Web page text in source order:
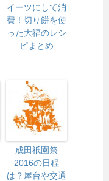
イーツにして消
費！切り餅を使
った大福のレシ
ピまとめ
成田祇園祭
2016の日程
は？屋台や交通